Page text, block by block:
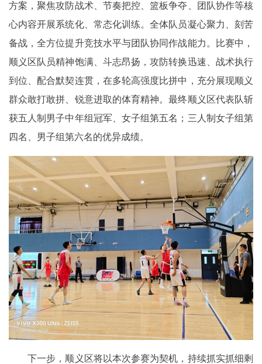
方案，聚焦攻防战术、节奏把控、篮板争夺、团队协作等核
心内容开展系统化、常态化训练。全体队员凝心聚力、刻苦
备战，全方位提升竞技水平与团队协同作战能力。比赛中，
顺义区队员精神饱满、斗志昂扬，攻防转换迅速、战术执行
到位、配合默契连贯，在多轮高强度比拼中，充分展现顺义
群众敢打敢拼、锐意进取的体育精神。最终顺义区代表队斩
获五人制男子中年组冠军、女子组第五名；三人制女子组第
四名、男子组第六名的优异成绩。
下一步，顺义区将以本次参赛为契机，持续抓实抓细剩